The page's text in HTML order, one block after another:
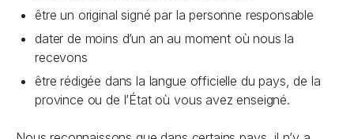
être un original signé par la personne responsable
dater de moins d’un an au moment où nous la
recevons
être rédigée dans la langue officielle du pays, de la
province ou de l’État où vous avez enseigné.